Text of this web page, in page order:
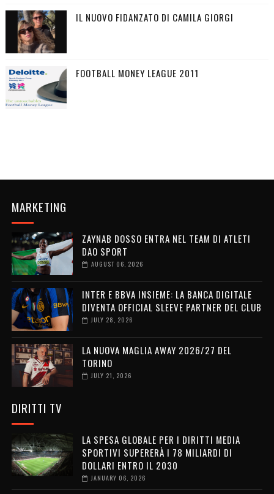
IL NUOVO FIDANZATO DI CAMILA GIORGI
FOOTBALL MONEY LEAGUE 2011
MARKETING
ZAYNAB DOSSO ENTRA NEL TEAM DI ATLETI
DAO SPORT
AUGUST 06, 2026
INTER E BBVA INSIEME: LA BANCA DIGITALE
DIVENTA OFFICIAL SLEEVE PARTNER DEL CLUB
JULY 28, 2026
LA NUOVA MAGLIA AWAY 2026/27 DEL
TORINO
JULY 21, 2026
DIRITTI TV
LA SPESA GLOBALE PER I DIRITTI MEDIA
SPORTIVI SUPERERÀ I 78 MILIARDI DI
DOLLARI ENTRO IL 2030
JANUARY 06, 2026